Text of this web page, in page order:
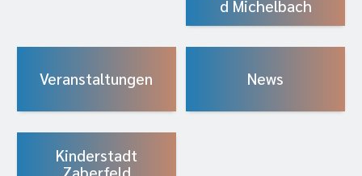
d Michelbach
Veranstaltungen News
Kinderstadt
Zaberfeld